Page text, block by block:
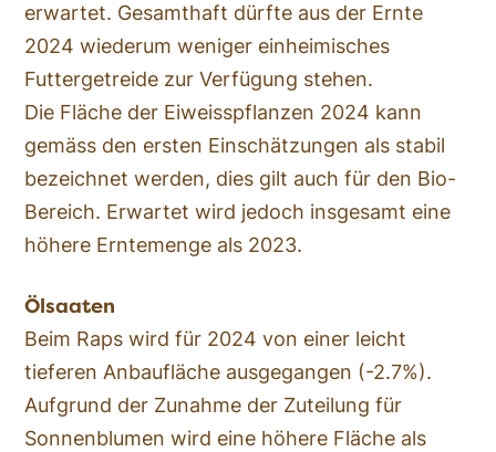
erwartet. Gesamthaft dürfte aus der Ernte
2024 wiederum weniger einheimisches
Futtergetreide zur Verfügung stehen.
Die Fläche der Eiweisspflanzen 2024 kann
gemäss den ersten Einschätzungen als stabil
bezeichnet werden, dies gilt auch für den Bio-
Bereich. Erwartet wird jedoch insgesamt eine
höhere Erntemenge als 2023.
Ölsaaten
Beim Raps wird für 2024 von einer leicht
tieferen Anbaufläche ausgegangen (-2.7%).
Aufgrund der Zunahme der Zuteilung für
Sonnenblumen wird eine höhere Fläche als